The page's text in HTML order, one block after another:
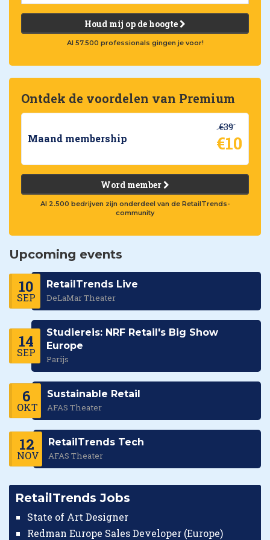
Houd mij op de hoogte
Al 57.500 professionals gingen je voor!
Ontdek de voordelen van Premium
Maand membership
€39
€10
Word member
Al 2.500 bedrijven zijn onderdeel van de RetailTrends-
community
Upcoming events
10
SEP
RetailTrends Live
DeLaMar Theater
14
SEP
Studiereis: NRF Retail's Big Show
Europe
Parijs
6
OKT
Sustainable Retail
AFAS Theater
12
NOV
RetailTrends Tech
AFAS Theater
RetailTrends Jobs
State of Art Designer
Redman Europe Sales Developer (Europe)